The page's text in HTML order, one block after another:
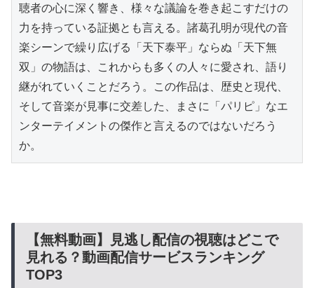
聴者の心に深く響き、様々な議論を巻き起こすだけの
力を持っている証拠とも言える。諸葛孔明が現代の音
楽シーンで繰り広げる「天下泰平」ならぬ「天下無
双」の物語は、これからも多くの人々に愛され、語り
継がれていくことだろう。この作品は、歴史と現代、
そして音楽が見事に交差した、まさに「パリピ」なエ
ンターテイメントの傑作と言えるのではないだろう
か。
【無料動画】見逃し配信の視聴はどこで
見れる？動画配信サービスランキング
TOP3